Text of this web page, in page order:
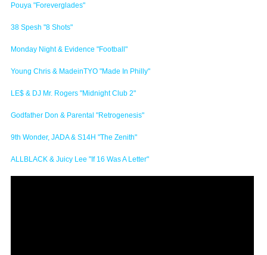
Pouya "Foreverglades"
38 Spesh "8 Shots"
Monday Night & Evidence "Football"
Young Chris & MadeinTYO "Made In Philly"
LE$ & DJ Mr. Rogers "Midnight Club 2"
Godfather Don & Parental "Retrogenesis"
9th Wonder, JADA & S14H "The Zenith"
ALLBLACK & Juicy Lee "If 16 Was A Letter"